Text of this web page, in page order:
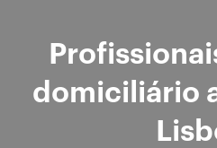
domiciliário